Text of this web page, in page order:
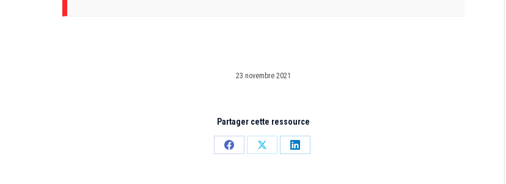
23 novembre 2021
Partager cette ressource
PartagerPartagerPartager